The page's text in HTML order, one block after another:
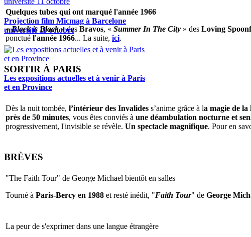
Projection film Micmag à Barcelone
université 11 octobre
Les expositions actuelles et à venir à Paris
et en Province
Quelques tubes qui ont marqué l'année 1966
«Black is Black» des Bravos, « Summer In The City » des Loving
ponctué l'année 1966... La suite, ici.
SORTIR À PARIS
Dès la nuit tombée, l’intérieur des Invalides s’anime grâce à la magie de
près de 50 minutes, vous êtes conviés à une déambulation nocturne et
progressivement, l'invisible se révèle. Un spectacle magnifique. Pour en
BRÈVES
"The Faith Tour" de George Michael bientôt en salles
Tourné à Paris-Bercy en 1988 et resté inédit, "Faith Tour" de George
La peur de s'exprimer dans une langue étrangère